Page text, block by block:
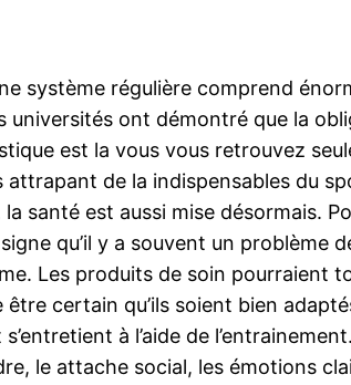
système régulière comprend
universités ont démontré que la
est la vous vous retrouvez
attrapant de la indispensables du
santé est aussi mise désormais.
qu’il y a souvent un
Les produits de soin pourraient
certain qu’ils soient bien
à l’aide de
le attache social, les émotions